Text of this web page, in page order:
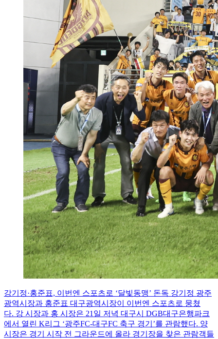
강기정·홍준표, 이번엔 스포츠로 ‘달빛동맹’ 돈독 강기정 광주
광역시장과 홍준표 대구광역시장이 이번엔 스포츠로 뭉쳤
다. 강 시장과 홍 시장은 21일 저녁 대구시 DGB대구은행파크
에서 열린 K리그 ‘광주FC-대구FC 축구 경기’를 관람했다. 양
시장은 경기 시작 전 그라운드에 올라 경기장을 찾은 관람객들